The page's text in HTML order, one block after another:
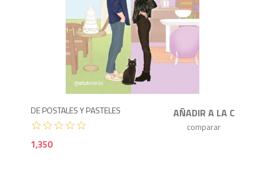
DE POSTALES Y PASTELES
1,350